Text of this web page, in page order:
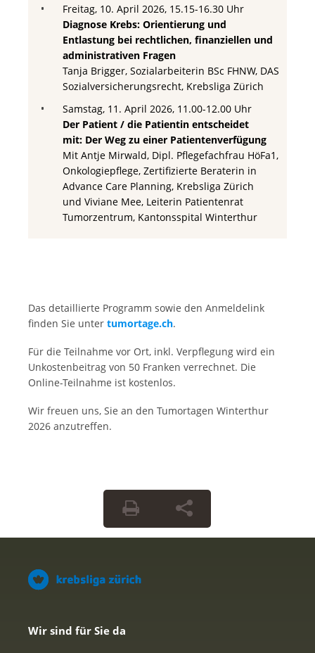
Freitag, 10. April 2026, 15.15-16.30 Uhr
Diagnose Krebs: Orientierung und
Entlastung bei rechtlichen, finanziellen und
administrativen Fragen
Tanja Brigger, Sozialarbeiterin BSc FHNW, DAS
Sozialversicherungsrecht, Krebsliga Zürich
Samstag, 11. April 2026, 11.00-12.00 Uhr
Der Patient / die Patientin entscheidet
mit: Der Weg zu einer Patientenverfügung
Mit Antje Mirwald, Dipl. Pflegefachfrau HöFa1,
Onkologiepflege, Zertifizierte Beraterin in
Advance Care Planning, Krebsliga Zürich
und Viviane Mee, Leiterin Patientenrat
Tumorzentrum, Kantonsspital Winterthur
Das detaillierte Programm sowie den Anmeldelink
finden Sie unter tumortage.ch.
Für die Teilnahme vor Ort, inkl. Verpflegung wird ein
Unkostenbeitrag von 50 Franken verrechnet. Die
Online-Teilnahme ist kostenlos.
Wir freuen uns, Sie an den Tumortagen Winterthur
2026 anzutreffen.
Wir sind für Sie da